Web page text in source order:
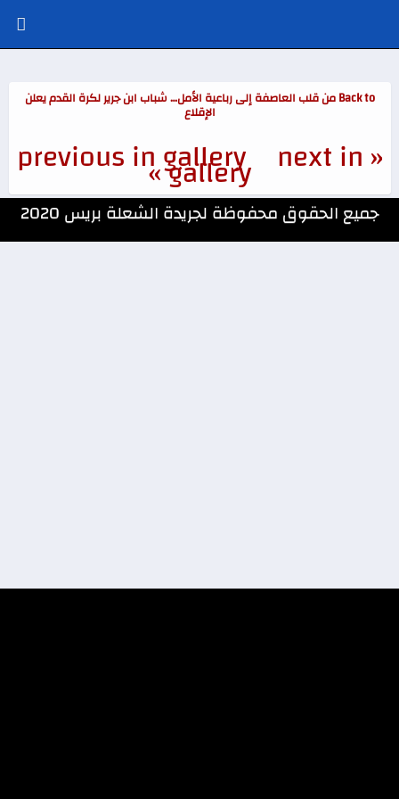
Back to من قلب العاصفة إلى رباعية الأمل… شباب ابن جرير لكرة القدم يعلن
الإقلاع
« previous in gallery
next in
gallery »
جميع الحقوق محفوظة لجريدة الشعلة بريس 2020